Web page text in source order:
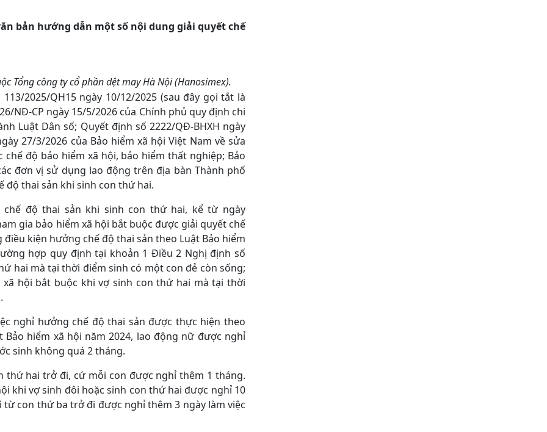
bản hướng dẫn một số nội dung giải quyết chế
Tổng công ty cổ phần dệt may Hà Nội (Hanosimex).
2025/QH15 ngày 10/12/2025 (sau đây gọi tắt là
NĐ-CP ngày 15/5/2026 của Chính phủ quy định chi
Luật Dân số; Quyết định số 2222/QĐ-BHXH ngày
27/3/2026 của Bảo hiểm xã hội Việt Nam về sửa
độ bảo hiểm xã hội, bảo hiểm thất nghiệp; Bảo
đơn vị sử dụng lao động trên địa bàn Thành phố
độ thai sản khi sinh con thứ hai.
độ thai sản khi sinh con thứ hai, kể từ ngày
gia bảo hiểm xã hội bắt buộc được giải quyết chế
kiện hưởng chế độ thai sản theo Luật Bảo hiểm
hợp quy định tại khoản 1 Điều 2 Nghị định số
hai mà tại thời điểm sinh có một con đẻ còn sống;
hội bắt buộc khi vợ sinh con thứ hai mà tại thời
nghỉ hưởng chế độ thai sản được thực hiện theo
Bảo hiểm xã hội năm 2024, lao động nữ được nghỉ
sinh không quá 2 tháng.
hai trở đi, cứ mỗi con được nghỉ thêm 1 tháng.
khi vợ sinh đôi hoặc sinh con thứ hai được nghỉ 10
con thứ ba trở đi được nghỉ thêm 3 ngày làm việc